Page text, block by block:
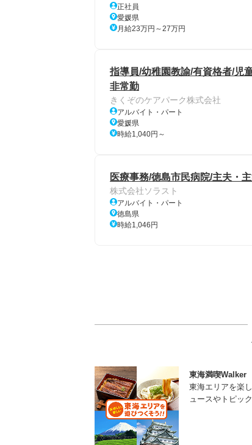
正社員
愛媛県
月給23万円～27万円
指導員/幼稚園教諭/有資格者/児
非常勤
きくぞのケアパーク株式会社
アルバイト・パート
愛媛県
時給1,040円～
医療事務/徳島市民病院/主夫・
株式会社ソラスト
アルバイト・パート
徳島県
時給1,046円
東海満喫Walker
東海エリアを楽
ュースやトピッ